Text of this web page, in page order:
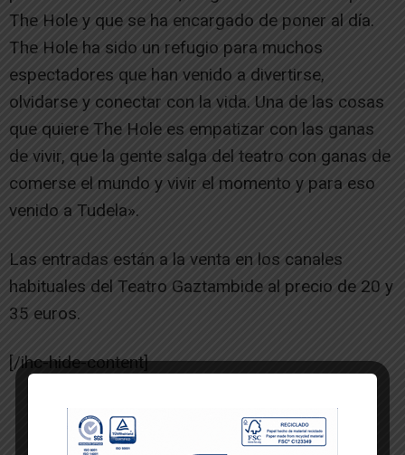
The Hole y que se ha encargado de poner al día.
The Hole ha sido un refugio para muchos
espectadores que han venido a divertirse,
olvidarse y conectar con la vida. Una de las cosas
que quiere The Hole es empatizar con las ganas
de vivir, que la gente salga del teatro con ganas de
comerse el mundo y vivir el momento y para eso
venido a Tudela».
Las entradas están a la venta en los canales
habituales del Teatro Gaztambide al precio de 20 y
35 euros.
[/ihc-hide-content]